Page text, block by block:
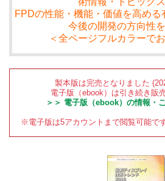
FPDの性能・機能・価値を高める
今後の開発の方向性
＜全ページフルカラーで
製本版は完売となりました
電子版（ebook）は引き続き販
＞＞ 電子版（ebook）の情報・
※電子版は5アカウントまで閲覧可能で